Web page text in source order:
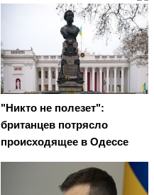
"Никто не полезет":
британцев потрясло
происходящее в Одессе